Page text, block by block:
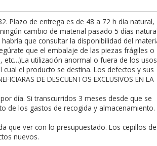
Plazo de entrega es de 48 a 72 h día natural,
cambio de material pasado 5 días
que consultar la disponibilidad del
que el embalaje de las piezas frágiles o
etc…)La utilización anormal o fuera de los usos
el producto se destina. Los defectos y sus
DE DESCUENTOS EXCLUSIVOS EN LA
día. Si transcurridos 3 meses desde que se
de los gastos de recogida y almacenamiento.
que ver con lo presupuestado. Los cepillos de
nuevos.